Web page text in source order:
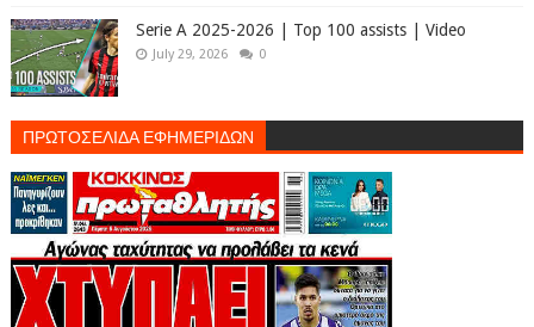
Serie A 2025-2026 | Top 100 assists | Video
July 29, 2026 0
ΠΡΩΤΟΣΕΛΙΔΑ ΕΦΗΜΕΡΙΔΩΝ